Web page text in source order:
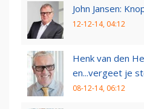
John Jansen:
12-12-14, 04:12
Henk van den
en...vergeet je
08-12-14, 06:12